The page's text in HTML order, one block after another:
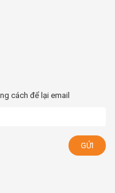
cách để lại email